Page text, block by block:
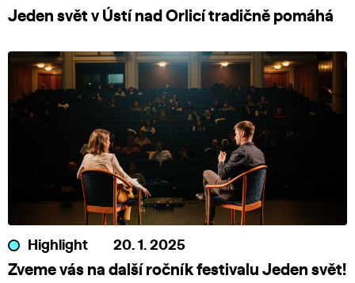
Jeden svět v Ústí nad Orlicí tradičně pomáhá
Highlight 20. 1. 2025
Zveme vás na další ročník festivalu Jeden svět!